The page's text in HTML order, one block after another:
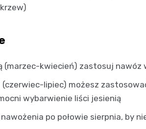
(marzec-kwiecień) zastosuj nawóz
(czerwiec-lipiec) możesz
wybarwienie liści jesienią
po połowie sierpnia, by